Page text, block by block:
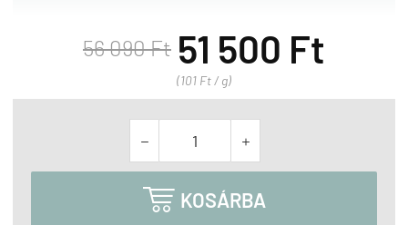
56 090 Ft 51 500 Ft
(101 Ft / g)
 
 KOSÁRBA